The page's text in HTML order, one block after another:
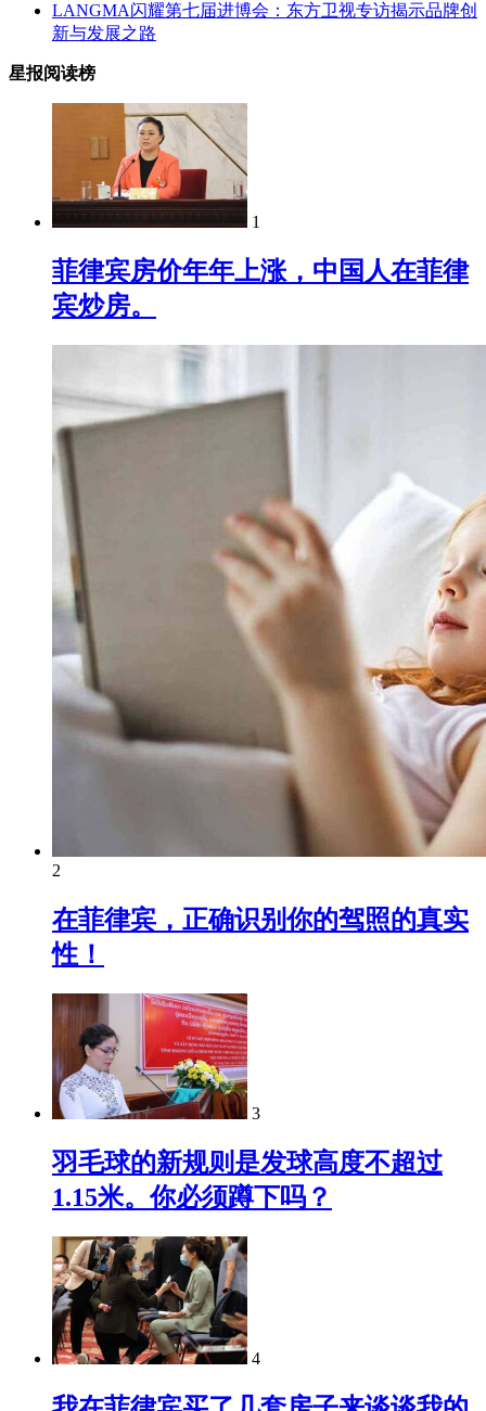
LANGMA闪耀第七届进博会：东方卫视专访揭示品牌创
新与发展之路
星报阅读榜
1
菲律宾房价年年上涨，中国人在菲律
宾炒房。
2
在菲律宾，正确识别你的驾照的真实
性！
3
羽毛球的新规则是发球高度不超过
1.15米。你必须蹲下吗？
4